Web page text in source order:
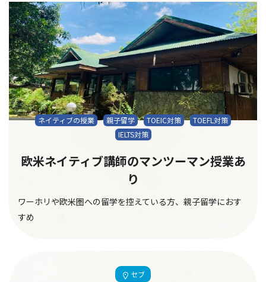
ネイティブの授業 親子留学 TOEIC対策
TOEFL対策
IELTS対策
欧米ネイティブ講師のマンツーマン授業あ
り
ワーホリや欧米圏への留学を控えている方、親子留学におす
すめ
セブ